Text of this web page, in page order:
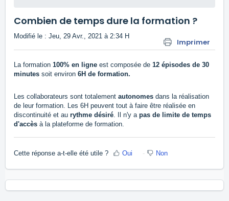
Combien de temps dure la formation ?
Imprimer
Modifié le : Jeu, 29 Avr., 2021 à 2:34 H
La formation 100% en ligne est composée de 12 épisodes de 30
minutes soit environ 6H de formation.
Les collaborateurs sont totalement autonomes dans la réalisation
de leur formation. Les 6H peuvent tout à faire être réalisée en
discontinuité et au rythme désiré. Il n'y a pas de limite de temps
d'accès à la plateforme de formation.
Cette réponse a-t-elle été utile ? Oui Non